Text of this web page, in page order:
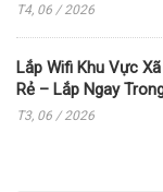
T4, 06 / 2026
Lắp Wifi Khu Vực
Rẻ – Lắp Ngay
T3, 06 / 2026